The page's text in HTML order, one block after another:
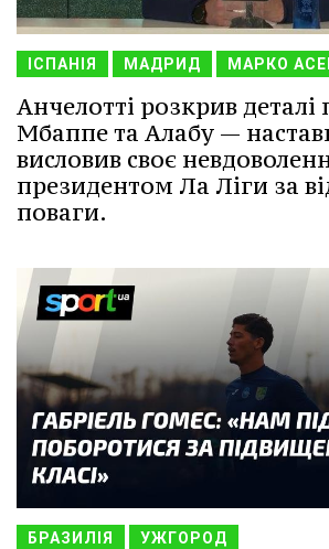
ІСПАНІЯ МАДРИД МАРКО
Анчелотті розкрив деталі
Мбаппе та Алабу —
висловив своє
президентом Ла Ліги за
поваги.
БРАЗИЛІЯ УЖГОРОД